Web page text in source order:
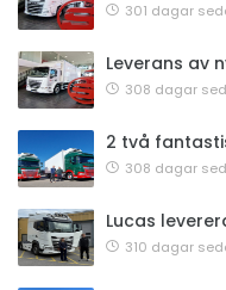
301 dagar
Leverans av
308 dagar
2 två
308 dagar
Lucas
310 dagar